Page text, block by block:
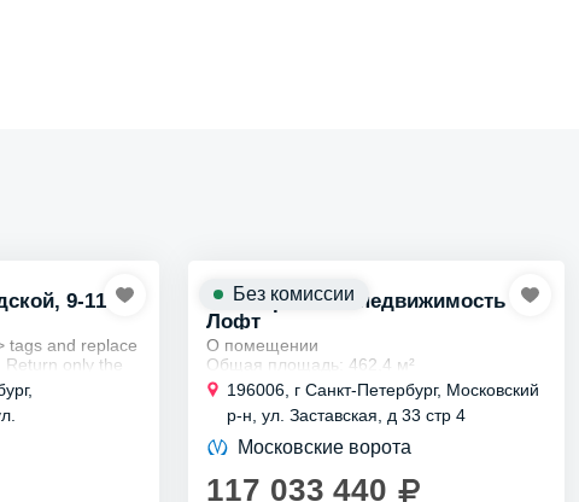
9-11 на
tags and replace
Return only the
Коммерческая недвижимость
Лофт
О помещении
Общая площадь: 462,4 м²
Этаж: 2
Высота потолков: 5 м
Отделка: без отделки
Планировка: открытая
Тип сделки: продажа
Предлагается продажа офисных
196006, г Санкт-Петербург, Московский
р-н, ул. Заставская, д 33 стр 4
Московские ворота
117 033 440
Без комиссии